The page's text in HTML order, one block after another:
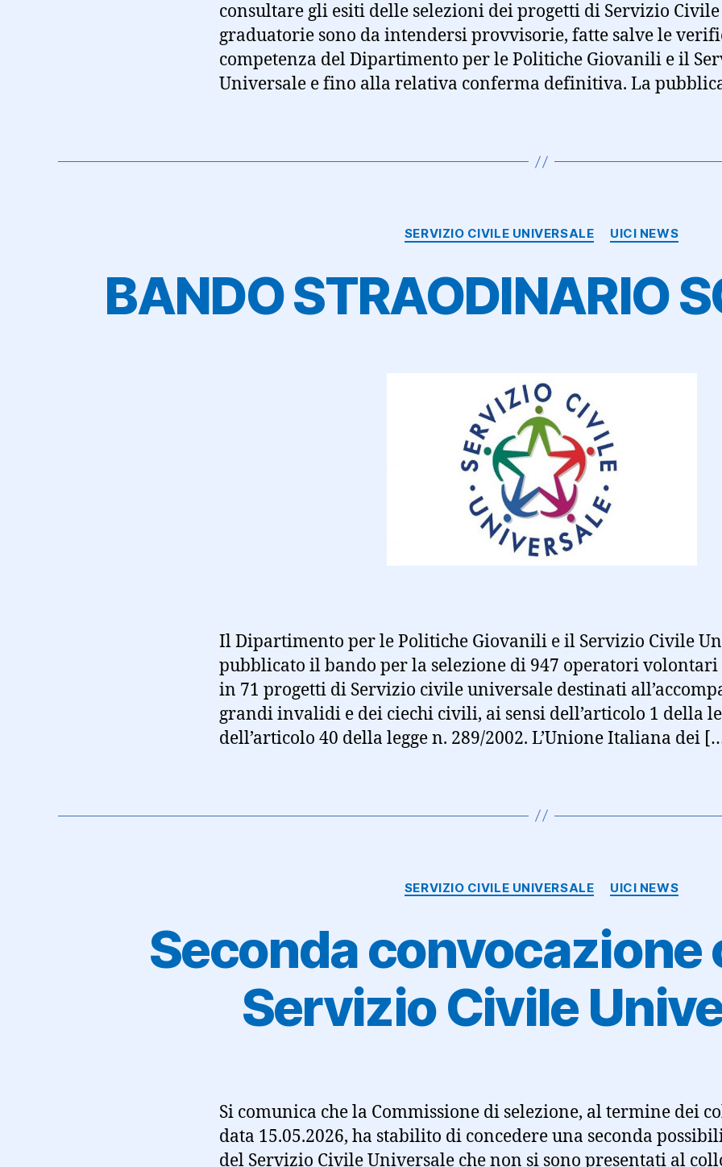
consultare gli esiti delle selezioni dei progetti di Servizio
graduatorie sono da intendersi provvisorie, fatte salve le
competenza del Dipartimento per le Politiche Giovanili e il
Universale e fino alla relativa conferma definitiva. La
Categorie
SERVIZIO CIVILE UNIVERSALE UICI NEWS
BANDO STRAODINARIO
Il Dipartimento per le Politiche Giovanili e il Servizio Civile
pubblicato il bando per la selezione di 947 operatori
in 71 progetti di Servizio civile universale destinati
grandi invalidi e dei ciechi civili, ai sensi dell’articolo 1 della
dell’articolo 40 della legge n. 289/2002. L’Unione Italiana dei
Categorie
SERVIZIO CIVILE UNIVERSALE UICI NEWS
Seconda
Servizio Civile
Si comunica che la Commissione di selezione, al termine dei
data 15.05.2026, ha stabilito di concedere una seconda
del Servizio Civile Universale che non si sono presentati al